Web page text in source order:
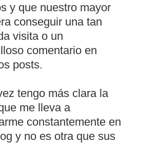
y que nuestro mayor
conseguir una tan
visita o un
comentario en
posts.
tengo más clara la
me lleva a
constantemente en
y no es otra que sus